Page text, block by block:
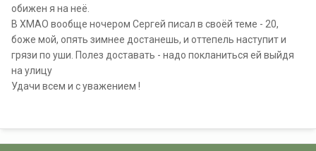
обижен я на неё.
В ХМАО вообще ночером Сергей писал в своёй теме - 20,
боже мой, опять зимнее достанешь, и оттепель наступит и
грязи по уши. Полез доставать - надо покланиться ей выйдя
на улицу
Удачи всем и с уважением !